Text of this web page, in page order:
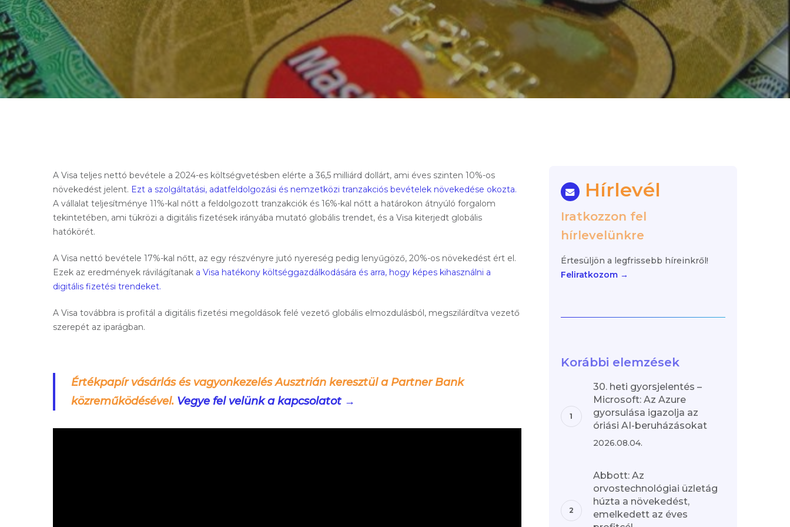
A Visa teljes nettó bevétele a 2024-es költségvetésben elérte a 36,5 milliárd dollárt, ami éves szinten 10%-os
növekedést jelent. Ezt a szolgáltatási, adatfeldolgozási és nemzetközi tranzakciós bevételek növekedése okozta.
A vállalat teljesítménye 11%-kal nőtt a feldolgozott tranzakciók és 16%-kal nőtt a határokon átnyúló forgalom
tekintetében, ami tükrözi a digitális fizetések irányába mutató globális trendet, és a Visa kiterjedt globális
hatókörét.
A Visa nettó bevétele 17%-kal nőtt, az egy részvényre jutó nyereség pedig lenyűgöző, 20%-os növekedést ért el.
Ezek az eredmények rávilágítanak a Visa hatékony költséggazdálkodására és arra, hogy képes kihasználni a
digitális fizetési trendeket.
A Visa továbbra is profitál a digitális fizetési megoldások felé vezető globális elmozdulásból, megszilárdítva vezető
szerepét az iparágban.
Értékpapír vásárlás és vagyonkezelés Ausztrián keresztül a Partner Bank
közreműködésével. Vegye fel velünk a kapcsolatot →
Hírlevél
Iratkozzon fel
hírlevelünkre
Értesüljön a legfrissebb híreinkről!
Feliratkozom →
Korábbi elemzések
30. heti gyorsjelentés –
Microsoft: Az Azure
gyorsulása igazolja az
óriási AI-beruházásokat
2026.08.04.
Abbott: Az
orvostechnológiai üzletág
húzta a növekedést,
emelkedett az éves